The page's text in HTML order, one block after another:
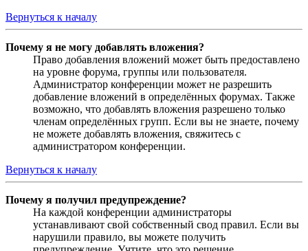
Вернуться к началу
Почему я не могу добавлять вложения?
Право добавления вложений может быть предоставлено
на уровне форума, группы или пользователя.
Администратор конференции может не разрешить
добавление вложений в определённых форумах. Также
возможно, что добавлять вложения разрешено только
членам определённых групп. Если вы не знаете, почему
не можете добавлять вложения, свяжитесь с
администратором конференции.
Вернуться к началу
Почему я получил предупреждение?
На каждой конференции администраторы
устанавливают свой собственный свод правил. Если вы
нарушили правило, вы можете получить